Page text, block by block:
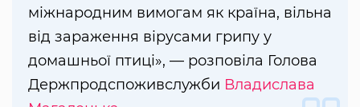
міжнародним вимогам як країна, вільна
від зараження вірусами грипу у
домашньої птиці», — розповіла Голова
Держпродспоживслужби Владислава